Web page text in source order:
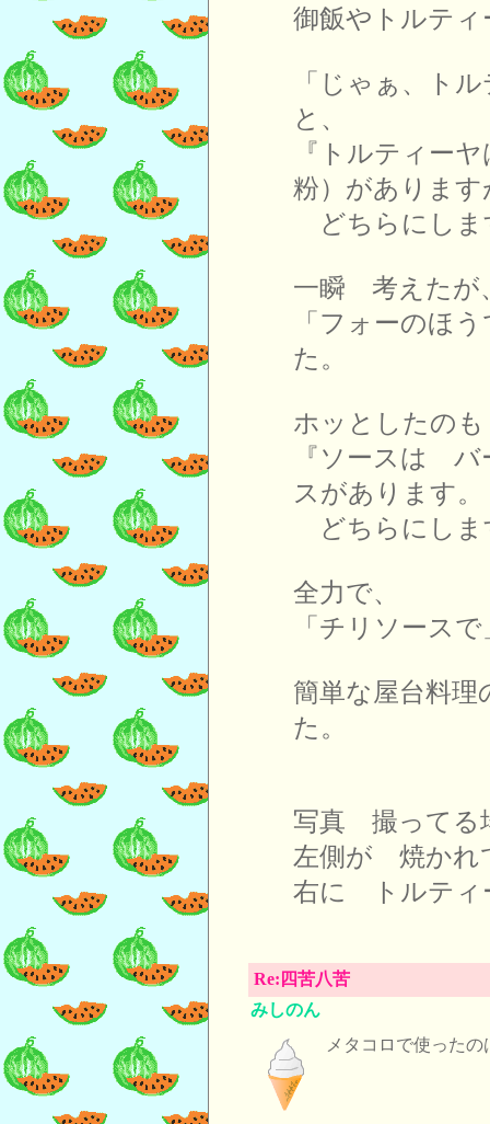
御飯やトルテ
「じゃぁ、ト
と、
『トルティー
粉）があります
どちらにしま
一瞬 考えたが
「フォーのほ
た。
ホッとしたの
『ソースは バ
スがあります。
どちらにしま
全力で、
「チリソース
簡単な屋台料
た。
写真 撮ってる
左側が 焼かれ
右に トルティ
Re:四苦八苦
みしのん
メタコロで使った